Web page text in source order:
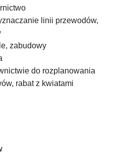
linii przewodów,
zabudowy
do rozplanowania
rabat z kwiatami